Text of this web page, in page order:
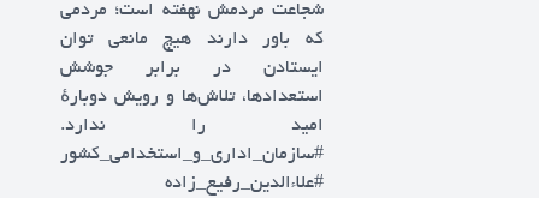
شجاعت مردمش نهفته است؛ مردمی
که باور دارند هیچ مانعی توان
ایستادن در برابر جوشش
استعدادها، تلاش‌ها و رویش دوبارهٔ
امید را ندارد.
#سازمان_اداری_و_استخدامی_کشور
#علاءالدین_رفیع_زاده